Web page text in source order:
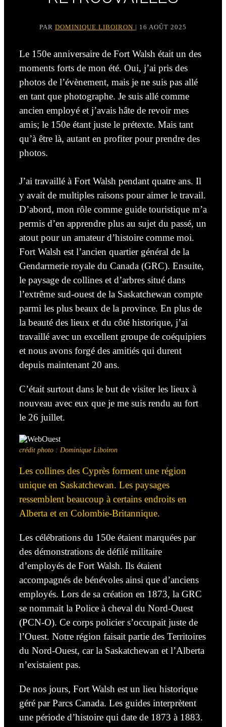
PAR DOMINIQUE LIBOIRON | 16 AOÛT 2025
Le 150e anniversaire de Fort Walsh était un des
moments forts de mon été. Oui, j’ai pris des
photos de l’évènement, mais je ne suis pas allé
en tant que photographe. Je suis allé comme
ancien employé et j’avais hâte de revoir mes
amis; le 150e étant juste le prétexte. Mais tant
qu’à être là, autant en profiter pour prendre des
photos.
J’ai travaillé à Fort Walsh pendant quatre ans. Il
y avait de multiples raisons pour aimer le travail.
D’abord, mon rôle comme guide touristique m’a
permis d’en apprendre plus au sujet du passé, un
atout pour un amateur d’histoire comme moi.
Fort Walsh est l’ancien quartiergénéral de la
Gendarmerie royale du Canada (GRC). Ensuite,
le paysage de collines et d’arbres situé dans
l’extrême sud-ouest de la Saskatchewan compte
parmi les plus beaux de la province. En plus de
la beauté des lieux et du côté historique, j’ai
travaillé avec un excellent groupe de coéquipiers
et nous avons forgé des amitiés qui durent
depuis maintenant 20 ans.
C’était surtout dans le but de visiter les lieux à
nouveau avec eux que je me suis rendu au fort
le 26 juillet.
crédit photo : Dominique Liboiron
Les collines des Cyprès forment une région
unique en Saskatchewan. Les paysages
ressemblent beaucoup à certains endroits en
Alberta et en Colombie-Britannique.
Les célébrations du 150e étaient marquées par
des démonstrations de défilé militaire
d’employés de Fort Walsh. Ils étaient
accompagnés de bénévoles ainsi que d’anciens
employés. Lors de sa création en 1873, la GRC
se nommait la Police à cheval du Nord-Ouest
(PCN-O). Ce corps policier s’occupait juste de
l’Ouest. Notre région faisait partie des Territoires
du Nord-Ouest, car la Saskatchewan et l’Alberta
n’existaient pas.
De nos jours, Fort Walsh est un lieu historique
géré par Parcs Canada. Les guides interprètent
une période d’histoire qui date de 1873 à 1883.